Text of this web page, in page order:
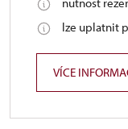
nutnost
lze uplatnit
VÍCE